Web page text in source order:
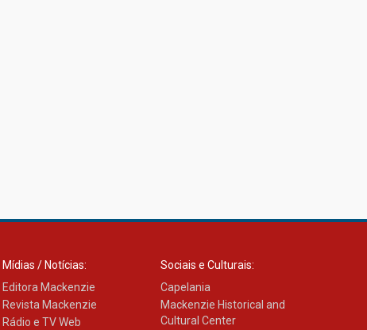
Mídias / Notícias:
Editora Mackenzie
Revista Mackenzie
Rádio e TV Web
Sociais e Culturais:
Capelania
Mackenzie Historical and
Cultural Center